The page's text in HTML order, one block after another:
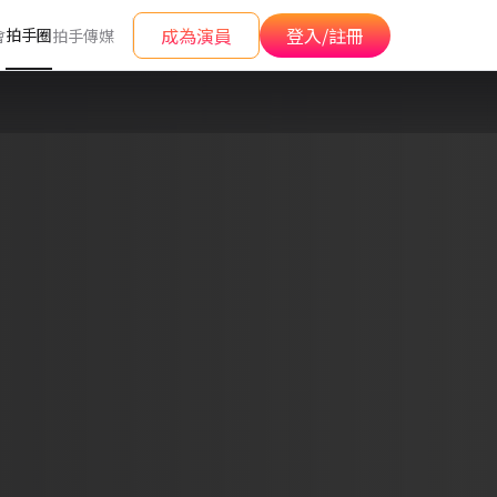
拍手圈拍手傳媒 成為演員 登入/註冊